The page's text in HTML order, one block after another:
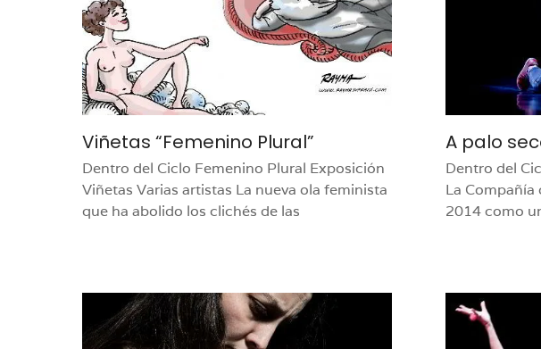
Viñetas “Femenino Plural”
Dentro del Ciclo Femenino Plural Exposición
Viñetas Varias artistas La nueva ola feminista
que ha abolido los clichés de las
A palo
Dentro del
La Compañía
2014 como